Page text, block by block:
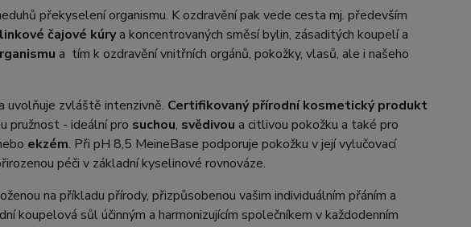
překyselení organismu. K ozdravění pak vede cesta mj. především
čajové kúrya koncentrovaných směsí bylin, zásaditých koupelí a
a tím k ozdravění vnitřních orgánů, pokožky, vlasů, ale i našeho
uvolňuje zvláště intenzivně. Certifikovaný přírodní kosmetický produkt
pružnost - ideální pro suchou, svědivou a citlivou pokožku a také pro
ekzém. Při pH 8,5 MeineBase podporuje pokožku v její vylučovací
péči v základní kyselinové rovnováze.
na příkladu přírody, přizpůsobenou vašim individuálním přáním a
koupelová sůl účinným a harmonizujícím společníkem v každodenním